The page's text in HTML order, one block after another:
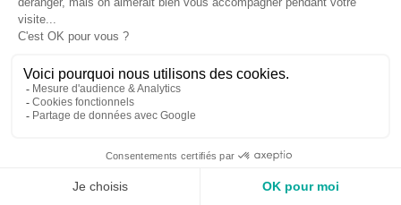
Le mobilier scolaire doit répondre aux préoccupations
d'entretien
surfaces lisses et lavables qui simplifient grandement le
nettoyage quotidien. Pensez par ailleurs à
l'harmonisation de l'ensemble de l'environnement
scolaire. Nos chaises pour collectivités empilables et nos
En investissant dans des chaises et bancs d’écolier bien